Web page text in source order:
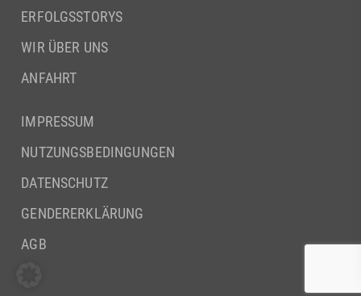
ERFOLGSSTORYS
WIR ÜBER UNS
ANFAHRT
IMPRESSUM
NUTZUNGSBEDINGUNGEN
DATENSCHUTZ
GENDERERKLÄRUNG
AGB